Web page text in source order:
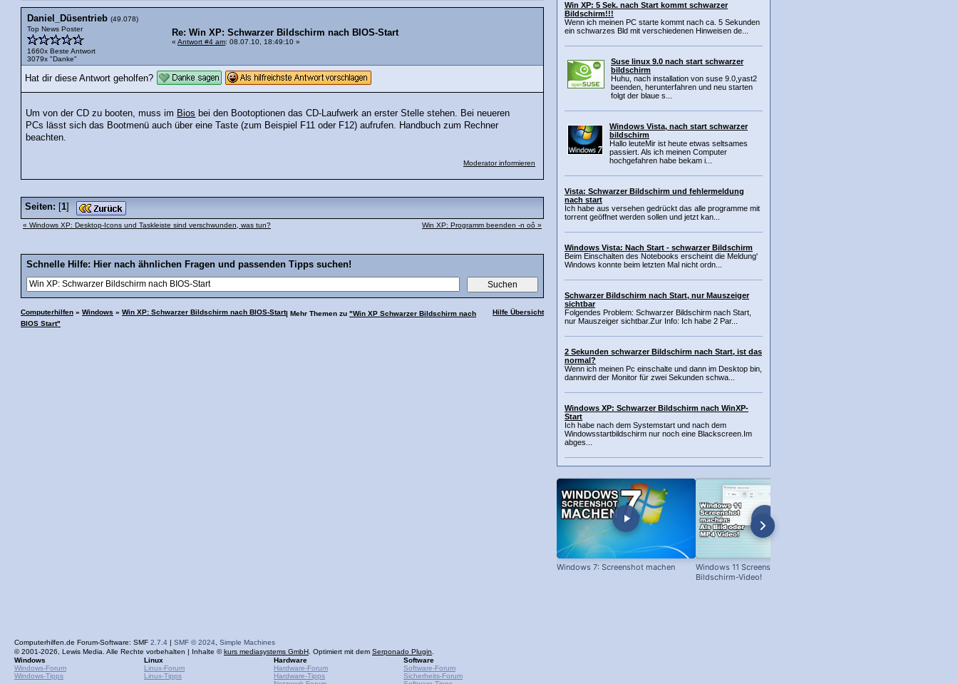
Daniel_Düsentrieb (49.078)
Top News Poster
1660x Beste Antwort
3079x "Danke"
Re: Win XP: Schwarzer Bildschirm nach BIOS-Start
« Antwort #4 am: 08.07.10, 18:49:10 »
Hat dir diese Antwort geholfen?
Um von der CD zu booten, muss im Bios bei den Bootoptionen das CD-Laufwerk an erster Stelle stehen. Bei neueren
PCs lässt sich das Bootmenü auch über eine Taste (zum Beispiel F11 oder F12) aufrufen. Handbuch zum Rechner
beachten.
Moderator informieren
Seiten: [1]
« Windows XP: Desktop-Icons und Taskleiste sind verschwunden, was tun? Win XP: Programm beenden -n oô »
Schnelle Hilfe: Hier nach ähnlichen Fragen und passenden Tipps suchen!
Computerhilfen » Windows » Win XP: Schwarzer Bildschirm nach BIOS-Start Hilfe Übersicht
| Mehr Themen zu "Win XP Schwarzer Bildschirm nach
BIOS Start"
Win XP: 5 Sek. nach Start kommt schwarzer
Bildschirm!!!
Wenn ich meinen PC starte kommt nach ca. 5 Sekunden
ein schwarzes Bld mit verschiedenen Hinweisen de...
Suse linux 9.0 nach start schwarzer
bildschirm
Huhu, nach installation von suse 9.0,yast2
beenden, herunterfahren und neu starten
folgt der blaue s...
Windows Vista, nach start schwarzer
bildschirm
Hallo leuteMir ist heute etwas seltsames
passiert. Als ich meinen Computer
hochgefahren habe bekam i...
Vista: Schwarzer Bildschirm und fehlermeldung
nach start
Ich habe aus versehen gedrückt das alle programme mit
torrent geöffnet werden sollen und jetzt kan...
Windows Vista: Nach Start - schwarzer Bildschirm
Beim Einschalten des Notebooks erscheint die Meldung'
Windows konnte beim letzten Mal nicht ordn...
Schwarzer Bildschirm nach Start, nur Mauszeiger
sichtbar
Folgendes Problem: Schwarzer Bildschirm nach Start,
nur Mauszeiger sichtbar.Zur Info: Ich habe 2 Par...
2 Sekunden schwarzer Bildschirm nach Start, ist das
normal?
Wenn ich meinen Pc einschalte und dann im Desktop bin,
dannwird der Monitor für zwei Sekunden schwa...
Windows XP: Schwarzer Bildschirm nach WinXP-
Start
Ich habe nach dem Systemstart und nach dem
Windowsstartbildschirm nur noch eine Blackscreen.Im
abges...
Windows 7: Screenshot machen
Windows 11 Screenshot +
Bildschirm-Video!
Computerhilfen.de Forum-Software: SMF 2.7.4 | SMF © 2024 Simple Machines
© 2001-2026, Lewis Media. Alle Rechte vorbehalten | Inhalte ©kurs mediasystems GmbH . Optimiert mit dem Serponado Plugin
Windows
Windows-Forum
Windows-Tipps
Linux
Linux-Forum
Linux-Tipps
Hardware
Hardware-Forum
Hardware-Tipps
Software
Software-Forum
Sicherheits-Forum